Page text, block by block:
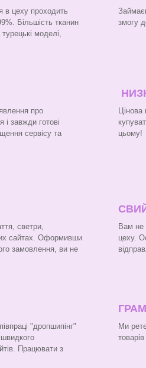
в цеху проходить
Більшість тканин
моделі,
змогу
про
і завжди готові
сервісу та
цьому!
светри,
сайтах. Оформивши
замовлення, ви не
Вам не
цеху.
"дропшипінг"
Працювати з
Ми